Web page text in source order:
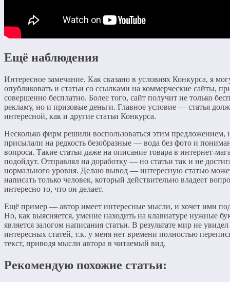
Ещё наблюдения
Интересное замечание. Как сказано в условиях Конкурса, я
опубликовать и статьи со ссылками на коммерческие сайты,
совершенно бесплатно. Более того, сайт получит не только
рекламу, но и призовые деньги. Главное условие — статья
интересной, как и другие статьи Конкурса.
Несколько фирм решили воспользоваться этим предложением,
присылали на редкость безобразные — вода без фото и
вопроса. Такие статьи даже на описание товара в интернет-
подойдут. Отправлял на доработку — но статьи так и не
нормального уровня. Делаю вывод — интересную статью
написать только человек, который действительно владеет
интересно то, что он делает.
Ещё пример — автор имеет интересные мысли, и хочет ими
Но, как выясняется, умение находить на клавиатуре нужные
является залогом написания статьи. В результате мир не
интересных статей, т.к. у меня нет времени полностью
текст, приводя мысли автора в читаемый вид.
Рекомендую похожие статьи: